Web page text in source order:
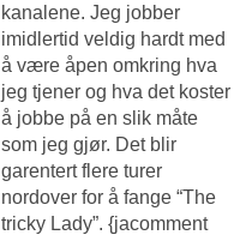
kanalene. Jeg jobber
imidlertid veldig hardt med
å være åpen omkring hva
jeg tjener og hva det koster
å jobbe på en slik måte
som jeg gjør. Det blir
garentert flere turer
nordover for å fange “The
tricky Lady”. {jacomment